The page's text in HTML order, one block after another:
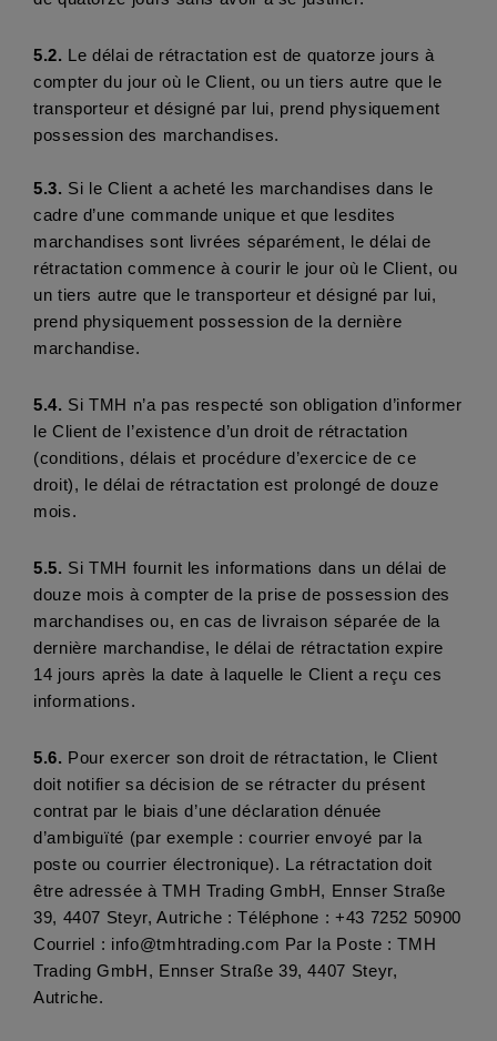
5.2. Le délai de rétractation est de quatorze jours à
compter du jour où le Client, ou un tiers autre que le
transporteur et désigné par lui, prend physiquement
possession des marchandises.
5.3. Si le Client a acheté les marchandises dans le
cadre d’une commande unique et que lesdites
marchandises sont livrées séparément, le délai de
rétractation commence à courir le jour où le Client, ou
un tiers autre que le transporteur et désigné par lui,
prend physiquement possession de la dernière
marchandise.
5.4. Si TMH n’a pas respecté son obligation d’informer
le Client de l’existence d’un droit de rétractation
(conditions, délais et procédure d’exercice de ce
droit), le délai de rétractation est prolongé de douze
mois.
5.5. Si TMH fournit les informations dans un délai de
douze mois à compter de la prise de possession des
marchandises ou, en cas de livraison séparée de la
dernière marchandise, le délai de rétractation expire
14 jours après la date à laquelle le Client a reçu ces
informations.
5.6. Pour exercer son droit de rétractation, le Client
doit notifier sa décision de se rétracter du présent
contrat par le biais d’une déclaration dénuée
d’ambiguïté (par exemple : courrier envoyé par la
poste ou courrier électronique). La rétractation doit
être adressée à TMH Trading GmbH, Ennser Straße
39, 4407 Steyr, Autriche : Téléphone : +43 7252 50900
Courriel : info@tmhtrading.com Par la Poste : TMH
Trading GmbH, Ennser Straße 39, 4407 Steyr,
Autriche.